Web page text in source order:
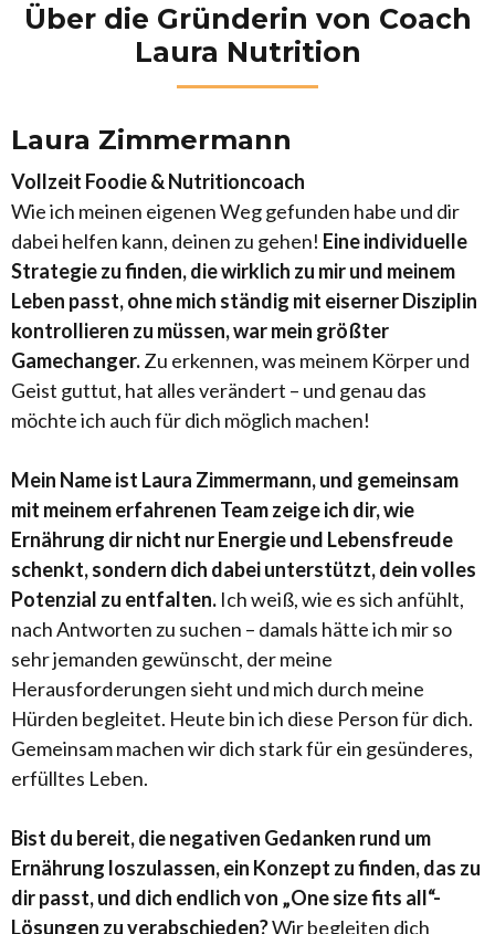
Über die Gründerin von Coach
Laura Nutrition
Laura Zimmermann
Vollzeit Foodie & Nutritioncoach
Wie ich meinen eigenen Weg gefunden habe und dir
dabei helfen kann, deinen zu gehen! Eine individuelle
Strategie zu finden, die wirklich zu mir und meinem
Leben passt, ohne mich ständig mit eiserner Disziplin
kontrollieren zu müssen, war mein größter
Gamechanger.Zu erkennen, was meinem Körper und
Geist guttut, hat alles verändert – und genau das
möchte ich auch für dich möglich machen!
Mein Name ist Laura Zimmermann, und gemeinsam
mit meinem erfahrenen Team zeige ich dir, wie
Ernährung dir nicht nur Energie und Lebensfreude
schenkt, sondern dich dabei unterstützt, dein volles
Potenzial zu entfalten. Ich weiß, wie es sich anfühlt,
nach Antworten zu suchen – damals hätte ich mir so
sehr jemanden gewünscht, der meine
Herausforderungen sieht und mich durch meine
Hürden begleitet. Heute bin ich diese Person für dich.
Gemeinsam machen wir dich stark für ein gesünderes,
erfülltes Leben.
Bist du bereit, die negativen Gedanken rund um
Ernährung loszulassen, ein Konzept zu finden, das zu
dir passt, und dich endlich von „One size fits all“-
Lösungen zu verabschieden?Wir begleiten dich